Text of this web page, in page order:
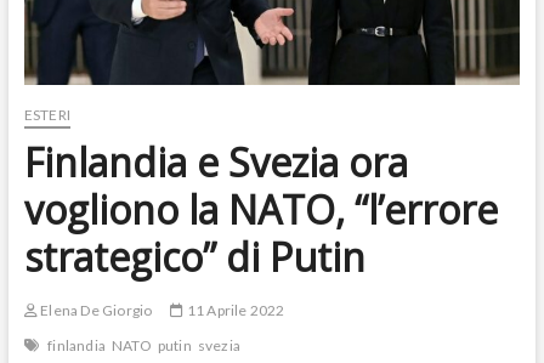
ESTERI
Finlandia e Svezia ora
vogliono la NATO, “l’errore
strategico” di Putin
Elena De Giorgio
11 Aprile 2022
finlandia NATO putin svezia